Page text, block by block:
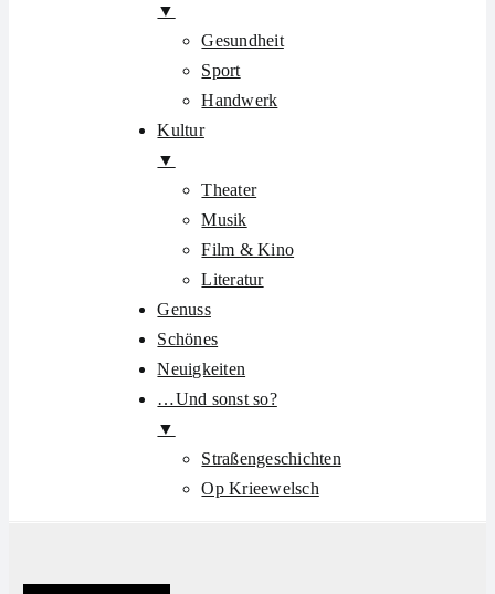
▼
Gesundheit
Sport
Handwerk
Kultur
▼
Theater
Musik
Film & Kino
Literatur
Genuss
Schönes
Neuigkeiten
…Und sonst so?
▼
Straßengeschichten
Op Krieewelsch